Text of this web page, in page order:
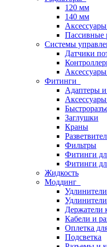
120 мм
140 мм
Пассивные
Системы
Датчики
Фитинги
Адаптеры
Заглушки
Краны
Фильтры
Фитинги
Фитинги
Жидкость
Моддинг
Держатели
Кабели и
Оплетка
Подсветка